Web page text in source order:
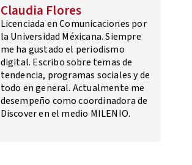
Claudia Flores
Licenciada en Comunicaciones por
la Universidad Méxicana. Siempre
me ha gustado el periodismo
digital. Escribo sobre temas de
tendencia, programas sociales y de
todo en general. Actualmente me
desempeño como coordinadora de
Discover en el medio MILENIO.